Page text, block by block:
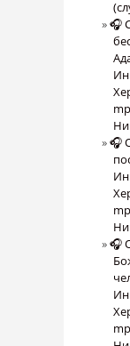
🎧
🎧
🎧